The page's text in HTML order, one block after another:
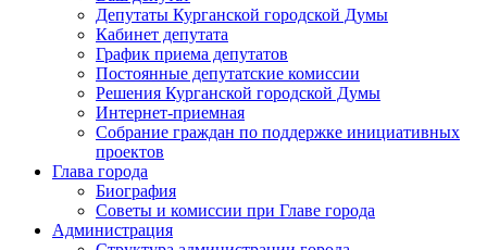
Депутаты Курганской городской Думы
Кабинет депутата
График приема депутатов
Постоянные депутатские комиссии
Решения Курганской городской Думы
Интернет-приемная
Собрание граждан по поддержке инициативных
проектов
Глава города
Биография
Советы и комиссии при Главе города
Администрация